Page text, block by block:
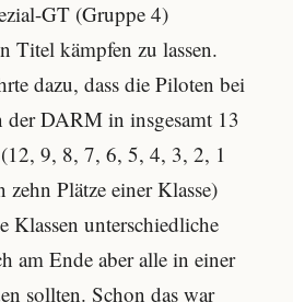
GT (Gruppe 4)
Titel kämpfen zu lassen.
dazu, dass die Piloten bei
der DARM in insgesamt 13
9, 8, 7, 6, 5, 4, 3, 2, 1
zehn Plätze einer Klasse)
Klassen unterschiedliche
am Ende aber alle in einer
sollten. Schon das war